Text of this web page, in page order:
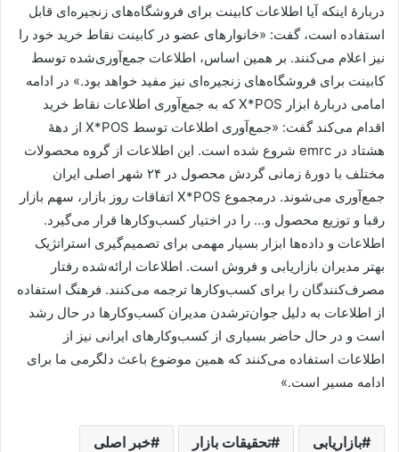
دربارۀ اینکه آیا اطلاعات کابینت برای فروشگاه‌های زنجیره‌ای قابل
استفاده است، گفت: «خانوارهای عضو در کابینت نقاط خرید خود را
نیز اعلام می‌کنند. بر همین اساس، اطلاعات جمع‌آوری‌شده توسط
کابینت برای فروشگاه‌های زنجیره‌ای نیز مفید خواهد بود.» در ادامه
امامی دربارۀ ابزار X*POSکه به جمع‌آوری اطلاعات نقاط خرید
اقدام می‌کند گفت: «جمع‌آوری اطلاعات توسط X*POS از دهۀ
هشتاد در emrc شروع شده است. این اطلاعات از گروه محصولات
مختلف با دورۀ زمانی گردش محصول در ۲۴ شهر اصلی ایران
جمع‌آوری می‌شوند. درمجموع X*POS اتفاقات روز بازار، سهم بازار
رقبا و توزیع محصول و… را در اختیار کسب‌وکارها قرار می‌گیرد.
اطلاعات و داده‌ها ابزار بسیار مهمی برای تصمیم‌گیری استراتژیک
بهتر مدیران بازاریابی و فروش است. اطلاعات ارائه‌شده رفتار
مصرف‌کنندگان را برای کسب‌وکارها ترجمه می‌کنند. فرهنگ استفاده
از اطلاعات به دلیل جوان‌ترشدن مدیران کسب‌وکارها در حال رشد
است و در حال حاضر بسیاری از کسب‌وکارهای ایرانی نیز از
اطلاعات استفاده می‌کنند که همین موضوع باعث دلگرمی ما برای
ادامه مسیر است.»
بازاریابی تحقیقات بازار خبر اصلی